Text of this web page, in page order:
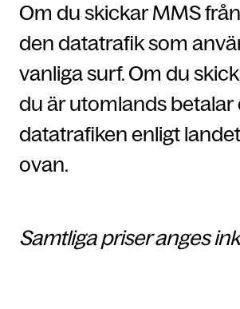
Om du skickar MMS
den datatrafik som
vanliga surf. Om du
du är utomlands betalar
datatrafiken enligt
ovan.
Samtliga priser anges